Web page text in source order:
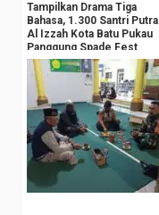
Tampilkan Drama Tiga
Bahasa, 1.300 Santri Putra
Al Izzah Kota Batu Pukau
Panggung Spade Fest